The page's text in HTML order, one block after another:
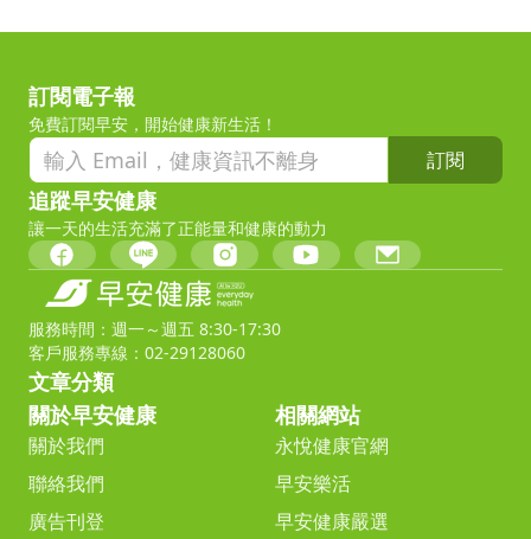
訂閱電子報
免費訂閱早安，開始健康新生活！
訂閱
追蹤早安健康
讓一天的生活充滿了正能量和健康的動力
服務時間：週一～週五 8:30-17:30
客戶服務專線：02-29128060
文章分類
關於早安健康
關於我們
聯絡我們
廣告刊登
相關網站
永悅健康官網
早安樂活
早安健康嚴選